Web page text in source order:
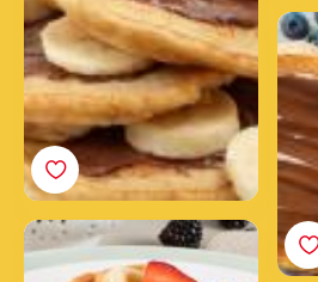
Belgická vafľa s jahodami
a nátierkou Nutella®